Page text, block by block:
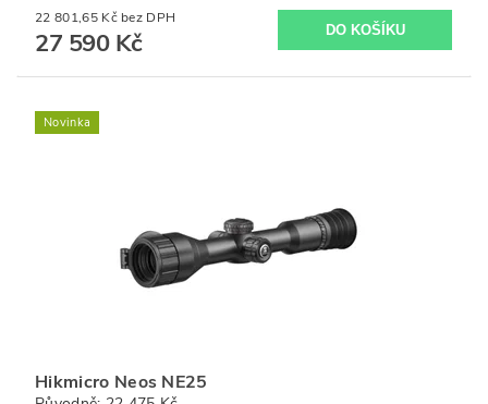
22 801,65 Kč bez DPH
27 590 Kč
Novinka
Hikmicro Neos NE25